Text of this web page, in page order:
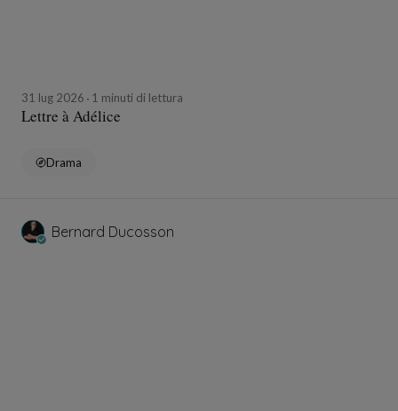
31 lug 2026 1 minuti di lettura
Lettre à Adélice
Drama
Bernard Ducosson